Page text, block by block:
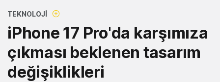
TEKNOLOJI
iPhone 17 Pro'da karşımıza
çıkması beklenen tasarım
değişiklikleri